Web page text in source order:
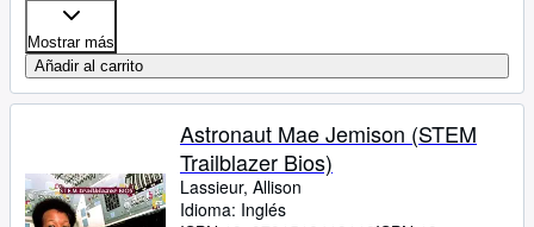
Mostrar más
Añadir al carrito
Astronaut Mae Jemison (STEM
Trailblazer Bios)
Lassieur, Allison
Idioma: Inglés